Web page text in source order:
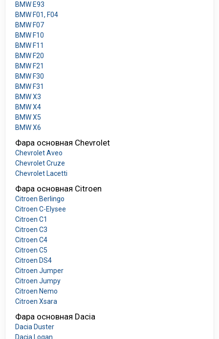
BMW E93
BMW F01, F04
BMW F07
BMW F10
BMW F11
BMW F20
BMW F21
BMW F30
BMW F31
BMW X3
BMW X4
BMW X5
BMW X6
Фара основная Chevrolet
Chevrolet Aveo
Chevrolet Cruze
Chevrolet Lacetti
Фара основная Citroen
Citroen Berlingo
Citroen C-Elysee
Citroen C1
Citroen C3
Citroen C4
Citroen C5
Citroen DS4
Citroen Jumper
Citroen Jumpy
Citroen Nemo
Citroen Xsara
Фара основная Dacia
Dacia Duster
Dacia Logan